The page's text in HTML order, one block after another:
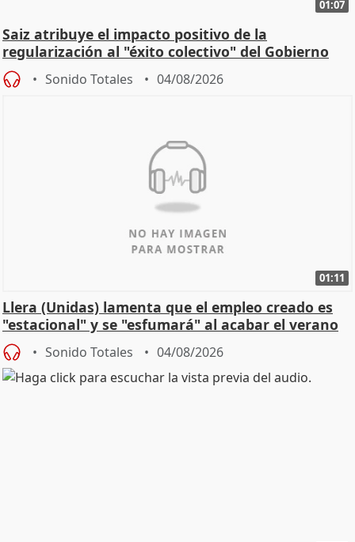
01:07
Saiz atribuye el impacto positivo de la
regularización al "éxito colectivo" del Gobierno
Sonido Totales 04/08/2026
01:11
Llera (Unidas) lamenta que el empleo creado es
"estacional" y se "esfumará" al acabar el verano
Sonido Totales 04/08/2026